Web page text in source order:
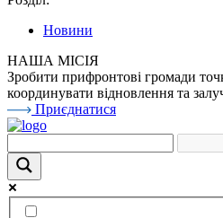
Новини
НАША МІСІЯ
Зробити прифронтові громади
координувати відновлення та
Приєднатися